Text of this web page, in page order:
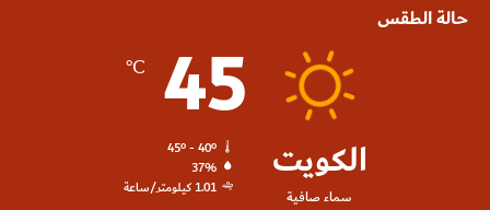
حالة الطقس
الكويت
سماء صافية
45
℃
45º - 40º
37%
1.01 كيلومتر/ساعة